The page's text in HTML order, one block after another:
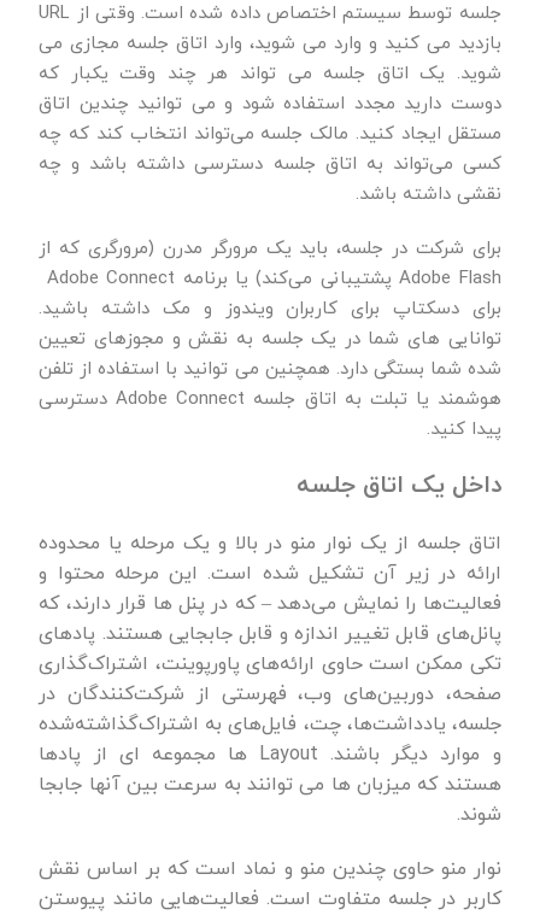
جلسه توسط سیستم اختصاص داده شده است. وقتی از URL
بازدید می کنید و وارد می شوید، وارد اتاق جلسه مجازی می
شوید. یک اتاق جلسه می تواند هر چند وقت یکبار که
دوست دارید مجدد استفاده شود و می توانید چندین اتاق
مستقل ایجاد کنید. مالک جلسه می‌تواند انتخاب کند که چه
کسی می‌تواند به اتاق جلسه دسترسی داشته باشد و چه
نقشی داشته باشد.
برای شرکت در جلسه، باید یک مرورگر مدرن (مرورگری که از
برای دسکتاپ برای کاربران ویندوز و مک داشته باشید.
توانایی های شما در یک جلسه به نقش و مجوزهای تعیین
شده شما بستگی دارد. همچنین می توانید با استفاده از تلفن
هوشمند یا تبلت به اتاق جلسه Adobe Connect دسترسی
پیدا کنید.
داخل یک اتاق جلسه
اتاق جلسه از یک نوار منو در بالا و یک مرحله یا محدوده
ارائه در زیر آن تشکیل شده است. این مرحله محتوا و
فعالیت‌ها را نمایش می‌دهد – که در پنل ها قرار دارند، که
پانل‌های قابل تغییر اندازه و قابل جابجایی هستند. پادهای
تکی ممکن است حاوی ارائه‌های پاورپوینت، اشتراک‌گذاری
صفحه، دوربین‌های وب، فهرستی از شرکت‌کنندگان در
جلسه، یادداشت‌ها، چت، فایل‌های به اشتراک‌گذاشته‌شده
و موارد دیگر باشند. Layout ها مجموعه ای از پادها
هستند که میزبان ها می توانند به سرعت بین آنها جابجا
شوند.
نوار منو حاوی چندین منو و نماد است که بر اساس نقش
کاربر در جلسه متفاوت است. فعالیت‌هایی مانند پیوستن